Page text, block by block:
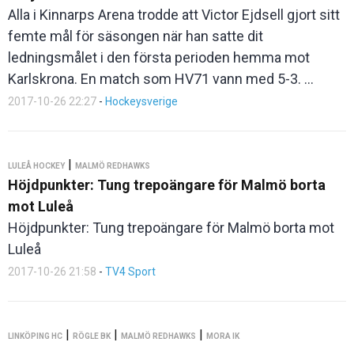
Alla i Kinnarps Arena trodde att Victor Ejdsell gjort sitt
femte mål för säsongen när han satte dit
ledningsmålet i den första perioden hemma mot
Karlskrona. En match som HV71 vann med 5-3. ...
2017-10-26 22:27 - Hockeysverige
LULEÅ HOCKEY | MALMÖ REDHAWKS
Höjdpunkter: Tung trepoängare för Malmö borta
mot Luleå
Höjdpunkter: Tung trepoängare för Malmö borta mot
Luleå
2017-10-26 21:58 - TV4 Sport
LINKÖPING HC | RÖGLE BK | MALMÖ REDHAWKS | MORA IK